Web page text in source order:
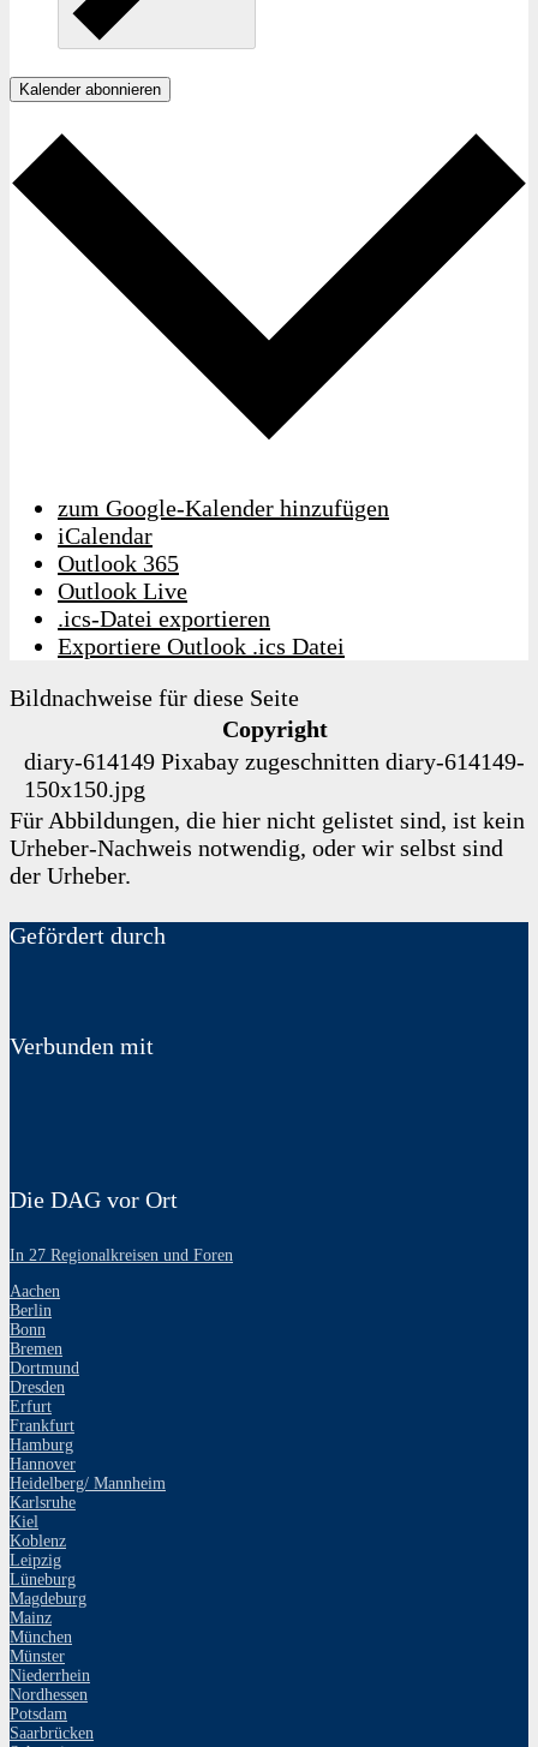
Kalender abonnieren
zum Google-Kalender hinzufügen
iCalendar
Outlook 365
Outlook Live
.ics-Datei exportieren
Exportiere Outlook .ics Datei
Bildnachweise für diese Seite
Copyright
diary-614149 Pixabay zugeschnitten diary-614149-
150x150.jpg
Für Abbildungen, die hier nicht gelistet sind, ist kein
Urheber-Nachweis notwendig, oder wir selbst sind
der Urheber.
Gefördert durch
Verbunden mit
Die DAG vor Ort
In 27 Regionalkreisen und Foren
Aachen
Berlin
Bonn
Bremen
Dortmund
Dresden
Erfurt
Frankfurt
Hamburg
Hannover
Heidelberg/ Mannheim
Karlsruhe
Kiel
Koblenz
Leipzig
Lüneburg
Magdeburg
Mainz
München
Münster
Niederrhein
Nordhessen
Potsdam
Saarbrücken